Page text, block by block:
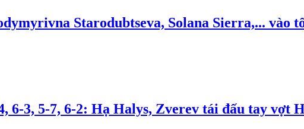
Starodubtseva, Solana Sierra,... vào
6-3, 5-7, 6-2: Hạ Halys, Zverev tái đấu tay vợt